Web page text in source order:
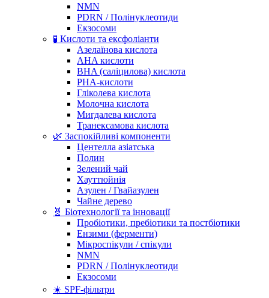
NMN
PDRN / Полінуклеотиди
Екзосоми
🧪 Кислоти та ексфоліанти
Азелаїнова кислота
AHA кислоти
BHA (саліцилова) кислота
PHA-кислоти
Гліколева кислота
Молочна кислота
Мигдалева кислота
Транексамова кислота
🌿 Заспокійливі компоненти
Центелла азіатська
Полин
Зелений чай
Хауттюйнія
Азулен / Гвайазулен
Чайне дерево
🧬 Біотехнології та інновації
Пробіотики, пребіотики та постбіотики
Ензими (ферменти)
Мікроспікули / спікули
NMN
PDRN / Полінуклеотиди
Екзосоми
☀️ SPF-фільтри